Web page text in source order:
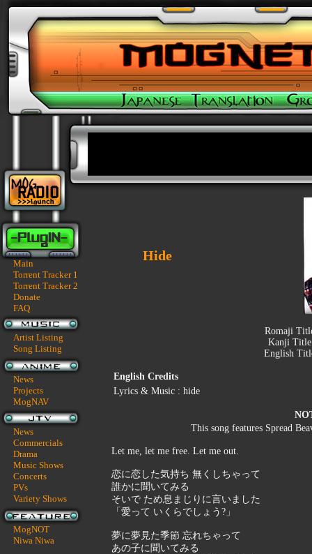
Main
Torrent Tracker 1
Torrent Tracker 2
Donate
FAQ
Artist Listing
Song Listing
News
Projects
MogNAV
News
Commercials
Drama
Music Shows
Concerts
PVs
Variety Shows
MogNOT
Niwa Niwa
Hide
Romaji
Kanji
English
English Credits
Lyrics & Music : hide
This song features Spread
Let me, let me free. Let me out.
恋に恋した気持ち 無くしちゃって
誰かに聞いてみる
そいで ため息まじりに言いました
「愛って いくらでしょう?」
夢に夢見た季節 忘れちゃって
あの子に聞いてみる